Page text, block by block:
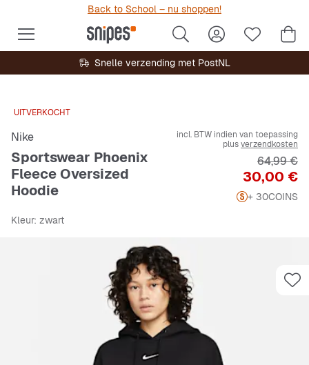
Back to School – nu shoppen!
Snelle verzending met PostNL
UITVERKOCHT
Nike
Sportswear Phoenix
Fleece Oversized
Hoodie
incl. BTW indien van toepassing
plusverzendkosten
Prijs
30,00 €
Originele
64,99 €
+ 30COINS
Kleur: zwart